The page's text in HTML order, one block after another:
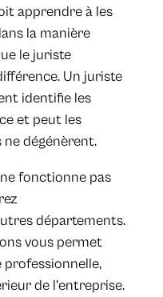
apprendre à les
la manière
le juriste
Un juriste
identifie les
et peut les
ne dégénèrent.
fonctionne pas
départements.
vous permet
professionnelle,
de l’entreprise.